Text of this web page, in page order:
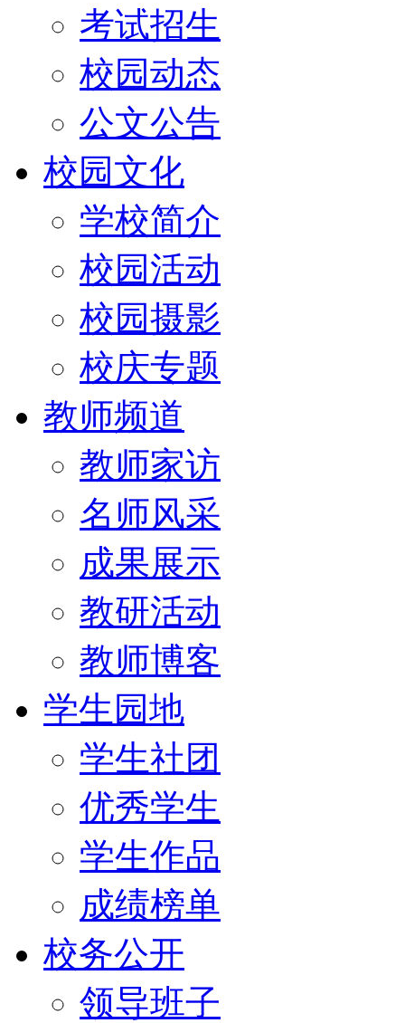
考试招生
校园动态
公文公告
校园文化
学校简介
校园活动
校园摄影
校庆专题
教师频道
教师家访
名师风采
成果展示
教研活动
教师博客
学生园地
学生社团
优秀学生
学生作品
成绩榜单
校务公开
领导班子